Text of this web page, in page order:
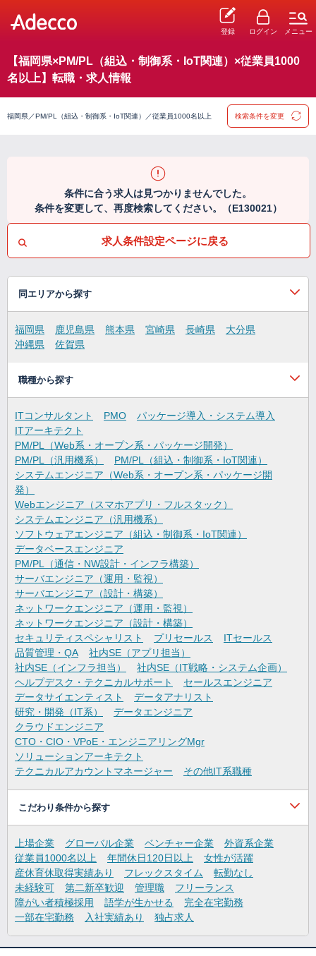
登録 ログイン メニュー
【福岡県×PM/PL（組込・制御系・IoT関連）×従業員1000
名以上】転職・求人情報
福岡県／PM/PL（組込・制御系・IoT関連）／従業員1000名以上 検索条件を変更
条件に合う求人は見つかりませんでした。
条件を変更して、再度検索してください。（E130021）
求人条件設定ページに戻る
同エリアから探す
福岡県 鹿児島県 熊本県 宮崎県 長崎県
大分県
沖縄県
佐賀県
職種から探す
ITコンサルタント PMO
パッケージ導入・システム導入
ITアーキテクト
PM/PL（Web系・オープン系・パッケージ開発）
PM/PL（汎用機系）
PM/PL（組込・制御系・IoT関連）
システムエンジニア（Web系・オープン系・パッケージ開
発）
Webエンジニア（スマホアプリ・フルスタック）
システムエンジニア（汎用機系）
ソフトウェアエンジニア（組込・制御系・IoT関連）
データベースエンジニア
PM/PL（通信・NW設計・インフラ構築）
サーバエンジニア（運用・監視）
サーバエンジニア（設計・構築）
ネットワークエンジニア（運用・監視）
ネットワークエンジニア（設計・構築）
セキュリティスペシャリスト
プリセールス
ITセールス
品質管理・QA
社内SE（アプリ担当）
社内SE（インフラ担当）
社内SE（IT戦略・システム企画）
ヘルプデスク・テクニカルサポート
セールスエンジニア
データサイエンティスト
データアナリスト
研究・開発（IT系）
データエンジニア
クラウドエンジニア
CTO・CIO・VPoE・エンジニアリングMgr
ソリューションアーキテクト
テクニカルアカウントマネージャー
その他IT系職種
こだわり条件から探す
上場企業 グローバル企業 ベンチャー企業
外資系企業
従業員1000名以上
年間休日120日以上
女性が活躍
産休育休取得実績あり
フレックスタイム
転勤なし
未経験可
第二新卒歓迎 管理職
フリーランス
障がい者積極採用
語学が生かせる
完全在宅勤務
一部在宅勤務
入社実績あり 独占求人